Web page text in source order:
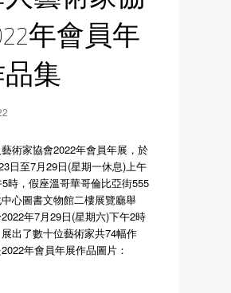
年會員年
品集
術家協會2022年會員年展，於
日至7月29日(星期一休息)上午
時，假座溫哥華哥倫比亞街555
心圖書文物館二樓展覽廳舉
年7月29日(星期六)下午2時
出了數十位藝術家共74幅作
年會員年展作品圖片：